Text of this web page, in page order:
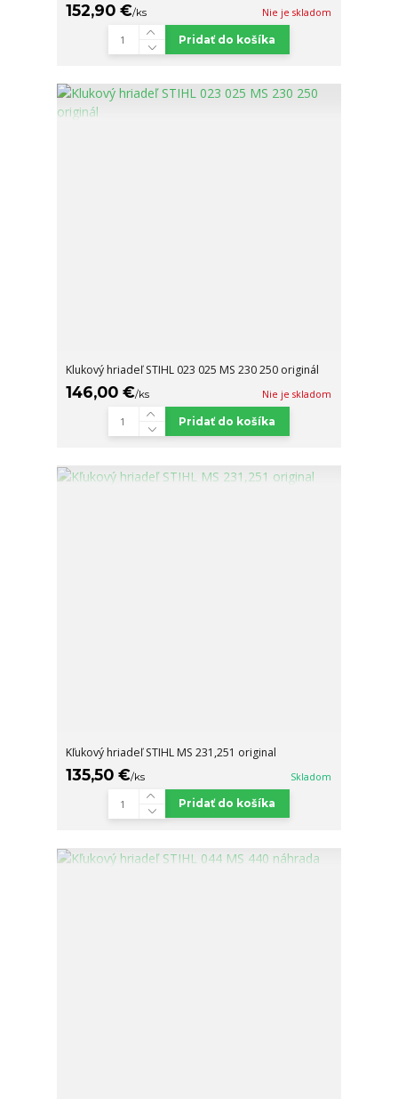
152,90 €/ks Nie je skladom
Pridať do košíka
Klukový hriadeľ STIHL 023 025 MS 230 250 originál
146,00 €/ks Nie je skladom
Pridať do košíka
Kľukový hriadeľ STIHL MS 231,251 original
135,50 €/ks Skladom
Pridať do košíka